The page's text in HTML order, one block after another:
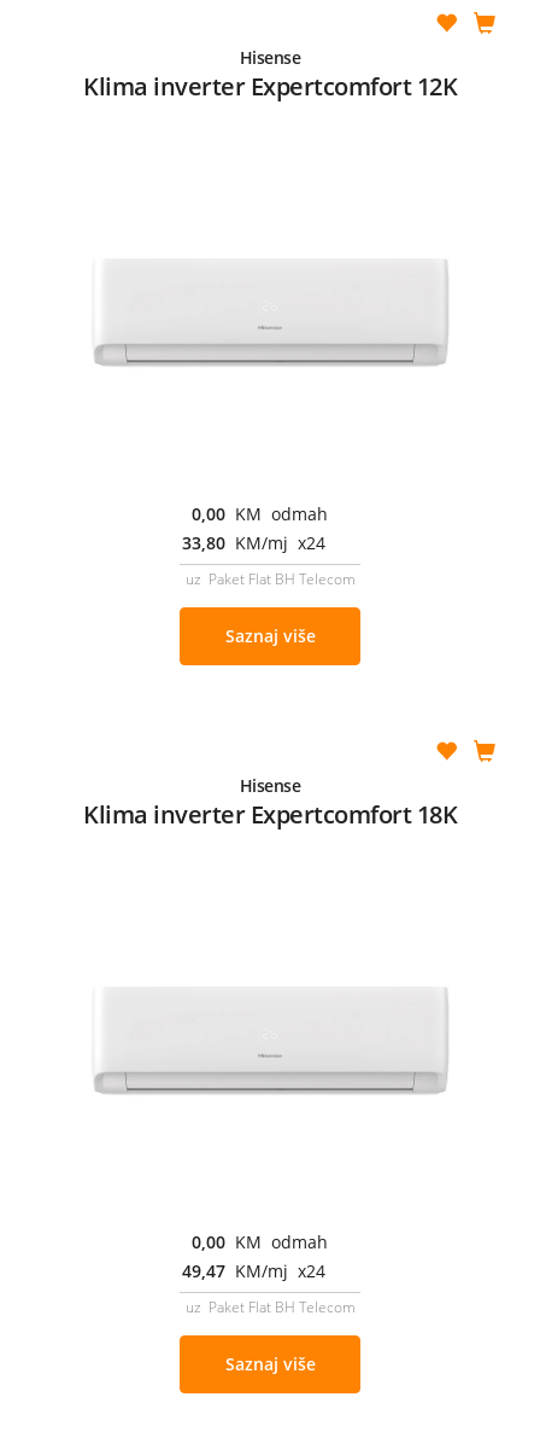
Hisense
Klima inverter Expertcomfort 12K
0,00 KM odmah
33,80 KM/mj x24
uz Paket Flat BH Telecom
Saznaj više
Hisense
Klima inverter Expertcomfort 18K
0,00 KM odmah
49,47 KM/mj x24
uz Paket Flat BH Telecom
Saznaj više